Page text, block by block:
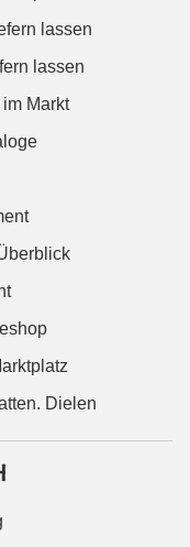
lassen
lassen
Markt
Dielen